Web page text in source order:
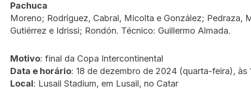
Pachuca
Moreno; Rodríguez, Cabral, Micolta e González; Pedraza,
Gutiérrez e Idrissi; Rondón. Técnico: Guillermo Almada.
Motivo: final da Copa Intercontinental
Data e horário: 18 de dezembro de 2024 (quarta-feira), às
Local: Lusail Stadium, em Lusail, no Catar